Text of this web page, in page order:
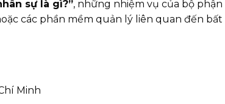
sự là gì?”, những nhiệm vụ của bộ
các phần mềm quản lý liên quan đến
Minh